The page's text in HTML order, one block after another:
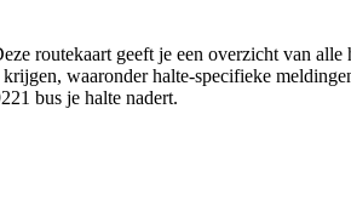
routekaart geeft je een overzicht van
waaronder halte-specifieke
bus je halte nadert.